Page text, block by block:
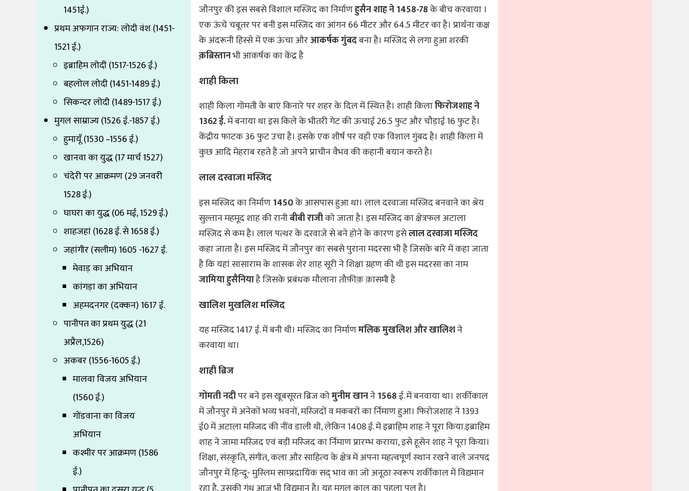
1451ई.)
प्रथम अफगान राज्य: लोदी वंश (1451-
1521 ई.)
इब्राहिम लोदी (1517-1526 ई.)
बहलोल लोदी (1451-1489 ई.)
सिकन्दर लोदी (1489-1517 ई.)
मुगल साम्राज्य (1526 ई.-1857 ई.)
हुमायूँ (1530 –1556 ई.)
खानवा का युद्ध (17 मार्च 1527)
चंदेरी पर आक्रमण (29 जनवरी
1528 ई.)
घाघरा का युद्ध (06 मई, 1529 ई.)
शाहजहां (1628 ई. से 1658 ई.)
जहांगीर (सलीम) 1605 -1627 ई.
मेवाड़ का अभियान
कांगड़ा का अभियान
अहमदनगर (दक्कन) 1617 ई.
पानीपत का प्रथम युद्ध (21
अप्रैल,1526)
अकबर (1556-1605 ई.)
मालवा विजय अभियान
(1560 ई.)
गोंडवाना का विजय
अभियान
कश्मीर पर आक्रमण (1586
ई.)
जौनपुर की इस सबसे विशाल मस्जिद का निर्माणहुसैन शाह ने 1458-78के बीच करवाया ।
एक ऊंचे चबूतर पर बनी इस मस्जिद का आंगन 66 मीटर और 64.5 मीटर का है। प्रार्थना कक्ष
के अंदरूनी हिस्से में एक ऊंचा औरआकर्षक गुंबदबना है। मस्जिद से लगा हुआ शरकी
क़ब्रिस्तानभी आकर्षक का केंद्र है
शाही किला
शाही किला गोमती के बाएं किनारे पर शहर के दिल में स्थित है। शाही किलाफिरोजशाह ने
1362 ई.में बनाया था इस किले के भीतरी गेट की ऊचाई 26.5 फुट और चौड़ाई 16 फुट है।
केंद्रीय फाटक 36 फुट उचा है। इसके एक शीर्ष पर वहाँ एक विशाल गुंबद है। शाही किला में
कुछ आदि मेहराब रहते हैं जो अपने प्राचीन वैभव की कहानी बयान करते है।
लाल दरवाजा मस्जिद
इस मस्जिद का निर्माण1450के आसपास हुआ था। लाल दरवाजा मस्जिद बनवाने का श्रेय
सुल्तान महमूद शाह की रानीबीबी राजीको जाता है। इस मस्जिद का क्षेत्रफल अटाला
मस्जिद से कम है। लाल पत्थर के दरवाजे से बने होने के कारण इसेलाल दरवाजा मस्जिद
कहा जाता है। इस मस्जिद में जौनपुर का सबसे पुराना मदरसा भी है जिसके बारे में कहा जाता
है कि यहां सासाराम के शासक शेर शाह सूरी ने शिक्षा ग्रहण की थी इस मदरसा का नाम
जामिया हुसैनियाहै जिसके प्रबंधक मौलाना तौफ़ीक़ क़ासमी है
खालिश मुखलिश मस्जिद
यह मस्जिद 1417 ई. में बनी थी। मस्जिद का निर्माणमलिक मुखलिश और खालिशने
करवाया था।
शाही ब्रिज
गोमती नदीपर बने इस खूबसूरत ब्रिज कोमुनीम खानने1568ई. में बनवाया था। शर्कीकाल
में जौनपुर में अनेकों भव्‍य भवनों, मस्‍जि‍दों व मकबरों का र्नि‍माण हुआ। फि‍रोजशाह ने 1393
ई0 में अटाला मस्‍जि‍द की नींव डाली थी, लेकि‍न 1408 ई. में इब्राहि‍म शाह ने पूरा कि‍या.इब्राहि‍म
शाह ने जामा मस्‍जि‍द एवं बड़ी मस्‍जि‍द का र्नि‍माण प्रारम्‍भ कराया, इसे हूसेन शाह ने पूरा कि‍या।
शि‍क्षा, संस्‍क़ृति‍, संगीत, कला और साहि‍त्‍य के क्षेत्र में अपना महत्‍वपूर्ण स्‍थान रखने वाले जनपद
जौनपुर में हि‍न्‍दू- मुस्‍लि‍म साम्‍प्रदायि‍क सद् भाव का जो अनूठा स्‍वरूप शर्कीकाल में वि‍द्यमान